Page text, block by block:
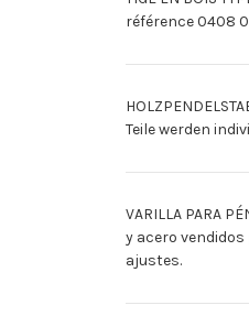
référence 0408
Teile werden
VARILLA PARA
y acero
ajustes.